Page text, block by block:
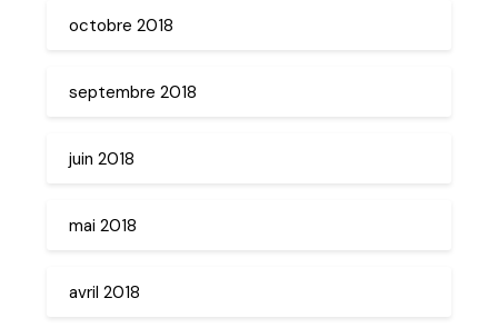
octobre 2018
septembre 2018
juin 2018
mai 2018
avril 2018